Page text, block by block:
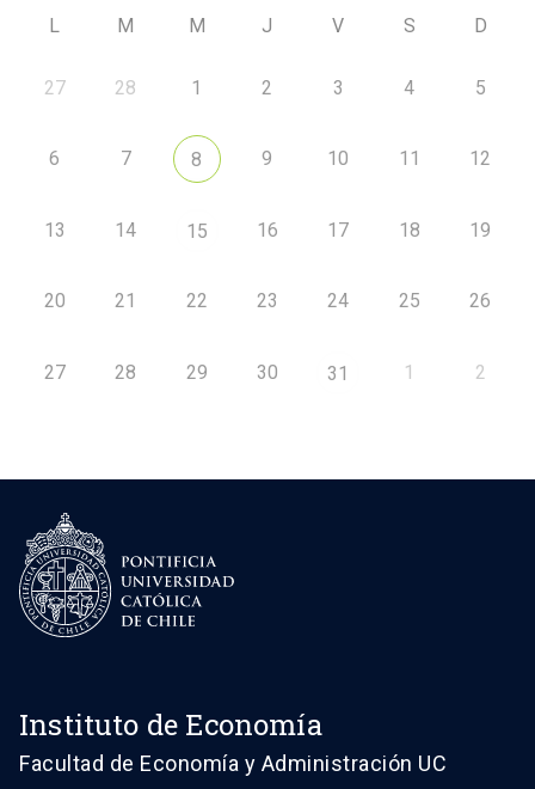
L M M J V S D
27 28 1 2 3 4 5
6 7 8 9 10 11 12
13 14 15 16 17 18 19
20 21 22 23 24 25 26
27 28 29 30 31 1 2
Instituto de Economía
Facultad de Economía y Administración UC